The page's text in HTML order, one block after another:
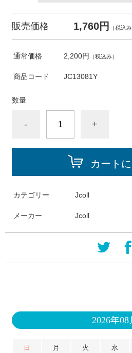
販売価格 1,760円 （税込み
通常価格 2,200円 （税込み）
商品コード JC13081Y
数量
- +
カート
カテゴリー Jcoll
メーカー Jcoll
2026年08
日 月 火 水